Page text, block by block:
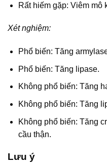
Rất hiếm gặp: Viêm mô
Xét nghiệm:
Phổ biến: Tăng
Phổ biến: Tăng lipase.
Không phổ biến: Tăng
Không phổ biến: Tăng
Không phổ biến: Tăng
cầu thận.
Lưu ý